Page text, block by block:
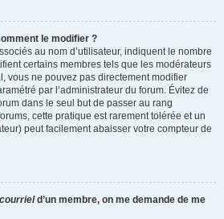
le modifier ?
au nom d’utilisateur, indiquent le nombre
certains membres tels que les modérateurs
vous ne pouvez pas directement modifier
par l’administrateur du forum. Évitez de
dans le seul but de passer au rang
cette pratique est rarement tolérée et un
peut facilement abaisser votre compteur de
courrield’un membre, on me demande de me